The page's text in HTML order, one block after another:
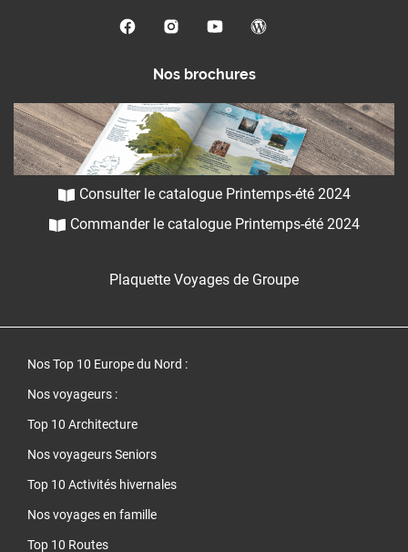
Nos brochures
Consulter le catalogue Printemps-été 2024
Commander le catalogue Printemps-été 2024
Plaquette Voyages de Groupe
Nos Top 10 Europe du Nord :
Nos voyageurs :
Top 10 Architecture
Nos voyageurs Seniors
Top 10 Activités hivernales
Nos voyages en famille
Top 10 Routes